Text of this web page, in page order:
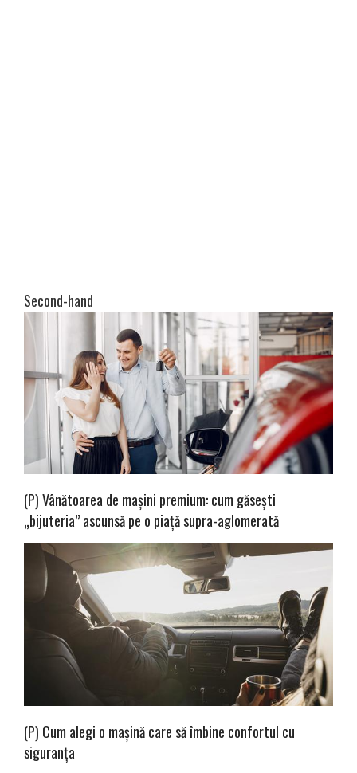
Second-hand
(P) Vânătoarea de mașini premium: cum găsești
„bijuteria” ascunsă pe o piață supra-aglomerată
(P) Cum alegi o mașină care să îmbine confortul cu
siguranța